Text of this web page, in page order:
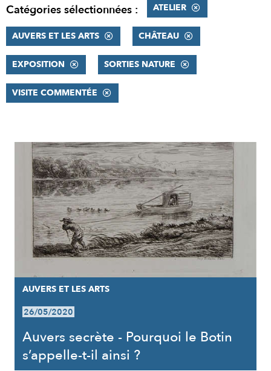
Catégories sélectionnées : ATELIER
AUVERS ET LES ARTS CHÂTEAU
EXPOSITION SORTIES NATURE
VISITE COMMENTÉE
RÉSULTATS
AUVERS ET LES ARTS
26/05/2020
Auvers secrète - Pourquoi le Botin
s’appelle-t-il ainsi ?